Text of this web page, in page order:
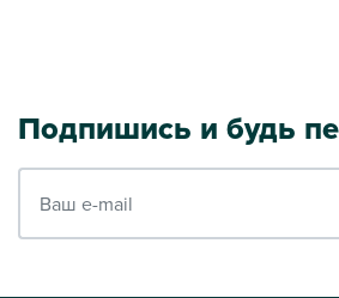
Подпишись и будь